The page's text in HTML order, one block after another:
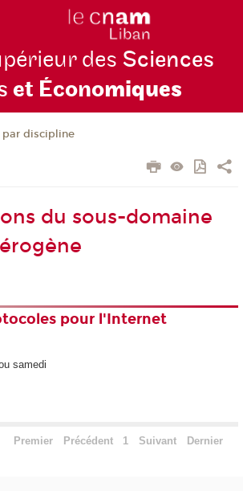
des Sciences
et Économiques
par discipline
du sous-domaine
pour l'Internet
samedi
Premier Précédent 1 Suivant Dernier